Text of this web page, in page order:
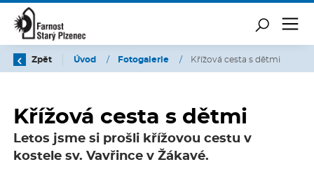
Zpět Úvod / Fotogalerie / Křížová cesta s dětmi
Křížová cesta s dětmi
Letos jsme si prošli křížovou cestu v
kostele sv. Vavřince v Žákavé.